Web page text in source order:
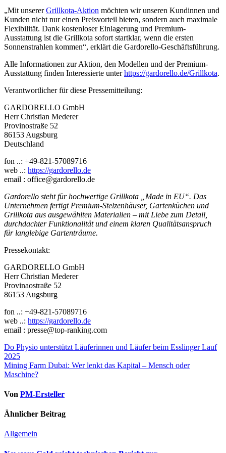
„Mit unsererGrillkota-Aktion möchten wir unseren Kundinnen und
Kunden nicht nur einen Preisvorteil bieten, sondern auch maximale
Flexibilität. Dank kostenloser Einlagerung und Premium-
Ausstattung ist die Grillkota sofort startklar, wenn die ersten
Sonnenstrahlen kommen“, erklärt die Gardorello-Geschäftsführung.
Alle Informationen zur Aktion, den Modellen und der Premium-
Ausstattung finden Interessierte unterhttps://gardorello.de/Grillkota.
Verantwortlicher für diese Pressemitteilung:
GARDORELLO GmbH
Herr Christian Mederer
Provinostraße 52
86153 Augsburg
Deutschland
fon ..: +49-821-57089716
web ..: https://gardorello.de
email : office@gardorello.de
Gardorello steht für hochwertige Grillkota „Made in EU“. Das
Unternehmen fertigt Premium-Stelzenhäuser, Gartenküchen und
Grillkota aus ausgewählten Materialien – mit Liebe zum Detail,
durchdachter Funktionalität und einem klaren Qualitätsanspruch
für langlebige Gartenträume.
Pressekontakt:
GARDORELLO GmbH
Herr Christian Mederer
Provinaostraße 52
86153 Augsburg
fon ..: +49-821-57089716
web ..: https://gardorello.de
email : presse@top-ranking.com
Beitragsnavigation
Do Physio unterstützt Läuferinnen und Läufer beim Esslinger Lauf
2025
Mining Farm Dubai: Wer lenkt das Kapital – Mensch oder
Maschine?
Von PM-Ersteller
Ähnlicher Beitrag
Allgemein